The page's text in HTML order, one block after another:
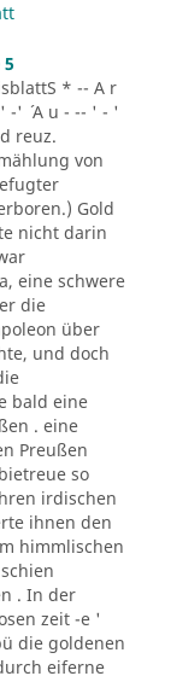
* -- A r
' ´ A u - -- ' - '
reuz.
von
Gold
nicht darin
eine schwere
die
über
und doch
bald eine
. eine
Preußen
so
irdischen
ihnen den
himmlischen
. In der
zeit -e '
die goldenen
eiferne